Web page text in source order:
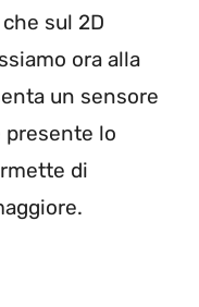
sul 2D
ora alla
un sensore
presente lo
di